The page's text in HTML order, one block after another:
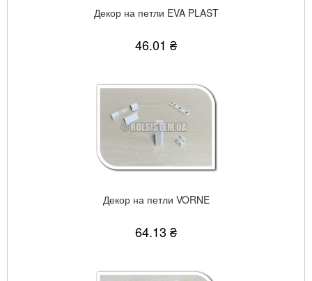
Декор на петли EVA PLAST
46.01 ₴
Декор на петли VORNE
64.13 ₴